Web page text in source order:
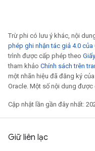
Trừ phi có lưu ý khác, nội
phép ghi nhận tác giả 4.0
trình được cấp phép theo
tham khảo Chính sách trên
một nhãn hiệu đã đăng ký
Oracle. Một số nội dung
Cập nhật lần gần đây nhất:
Giữ liên lạc